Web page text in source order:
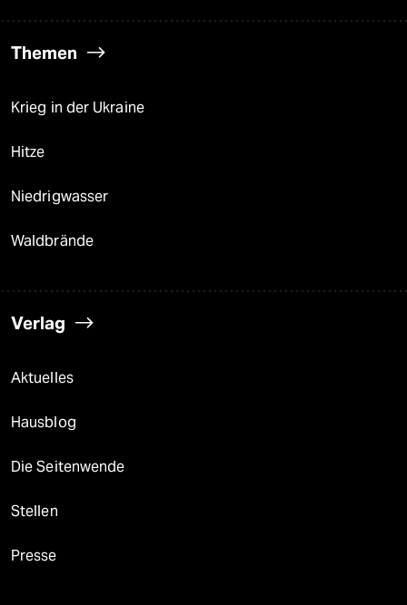
Themen
Krieg in der Ukraine
Hitze
Niedrigwasser
Waldbrände
Verlag
Aktuelles
Hausblog
Die Seitenwende
Stellen
Presse